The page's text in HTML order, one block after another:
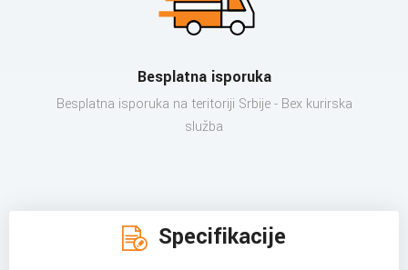
Besplatna isporuka
Besplatna isporuka na teritoriji Srbije - Bex kurirska
služba
Specifikacije